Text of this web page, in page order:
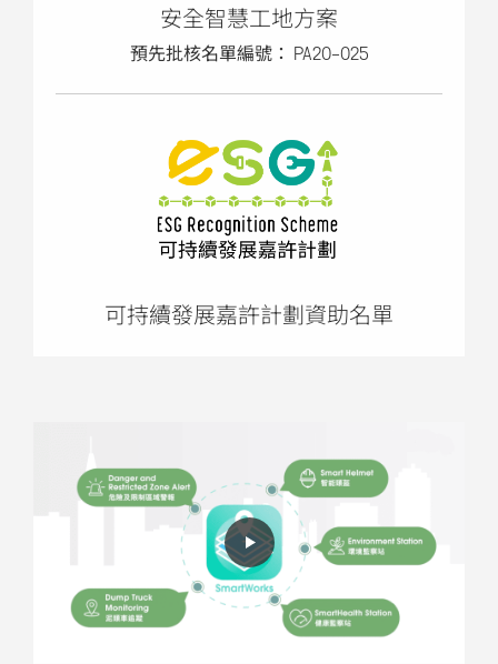
安全智慧工地方案
預先批核名單編號： PA20-025
可持續發展嘉許計劃資助名單